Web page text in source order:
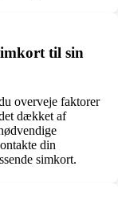
til sin
overveje faktorer
dækket af
din
simkort.